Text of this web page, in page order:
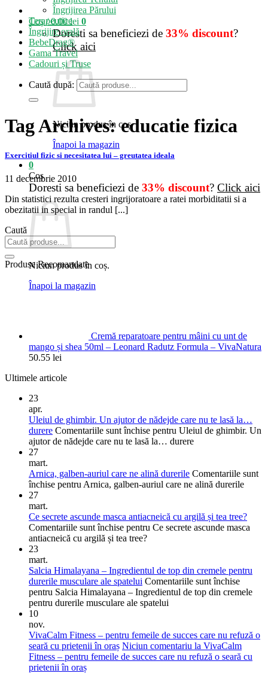
Coș /0.00lei 0
Doresti sa beneficiezi de 33% discount?
Click aici
Niciun produs în coș.
Înapoi la magazin
0
Coș
Doresti sa beneficiezi de 33% discount? Click aici
Niciun produs în coș.
Înapoi la magazin
Îngrijirea Părului
Terapeutice
Îngrijire orală
BebeDrag®
Gama Travel
Cadouri și Truse
Caută după:
Tag Archives:educatie fizica
Exercitiul fizic si necesitatea lui – greutatea ideala
11 decembrie 2010
Din statistici rezulta cresteri ingrijoratoare a ratei morbiditatii si a
obezitatii in special in randul [...]
Caută
Produse Recomandate
Cremă reparatoare pentru mâini cu unt de
mango și shea 50ml – Leonard Radutz Formula – VivaNatura
50.55 lei
Ultimele articole
23
apr.
Uleiul de ghimbir. Un ajutor de nădejde care nu te lasă la…
durere Comentariile sunt închise pentru Uleiul de ghimbir. Un
ajutor de nădejde care nu te lasă la… durere
27
mart.
Arnica, galben-auriul care ne alină durerile Comentariile sunt
închise pentru Arnica, galben-auriul care ne alină durerile
27
mart.
Ce secrete ascunde masca antiacneică cu argilă și tea tree?
Comentariile sunt închise pentru Ce secrete ascunde masca
antiacneică cu argilă și tea tree?
23
mart.
Salcia Himalayana – Ingredientul de top din cremele pentru
durerile musculare ale spatelui Comentariile sunt închise
pentru Salcia Himalayana – Ingredientul de top din cremele
pentru durerile musculare ale spatelui
10
nov.
VivaCalm Fitness – pentru femeile de succes care nu refuză o
seară cu prietenii în oraș Niciun comentariu la VivaCalm
Fitness – pentru femeile de succes care nu refuză o seară cu
prietenii în oraș